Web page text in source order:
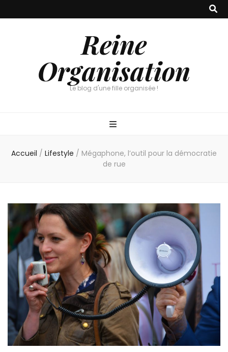
Reine
Organisation
Le blog d'une fille organisée !
Accueil / Lifestyle / Mégaphone, l’outil pour la démocratie
de rue